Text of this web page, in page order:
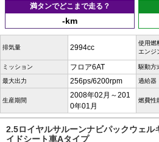
満タンでどこまで走る？
-km
排気量 2994cc
使用燃
エンジ
ミッション フロア6AT 駆動方
最大出力 256ps/6200rpm 過給器
生産期間
2008年02月～201
0年01月
燃費性
2.5ロイヤルサルーンナビパックウェル
イドシート車Aタイプ